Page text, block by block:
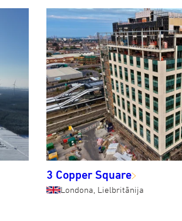
3 Copper Square
Londona, Lielbritānija